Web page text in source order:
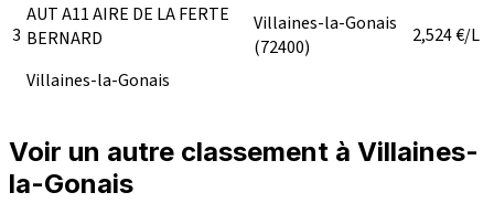
3
AUT A11 AIRE DE LA FERTE
BERNARD
Villaines-la-Gonais
Villaines-la-Gonais
(72400)
2,524€/L
Voir un autre classement à Villaines-
la-Gonais